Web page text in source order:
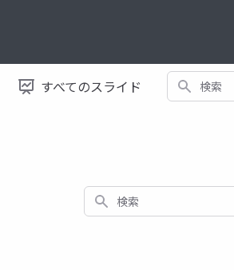
すべてのスライド 検索
検索